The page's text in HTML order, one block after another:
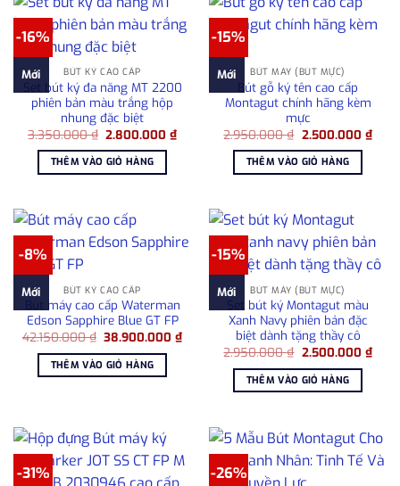
-16%
Mới BÚT KÝ CAO CẤP
Set bút ký đa năng MT 2200
phiên bản màu trắng hộp
nhung đặc biệt
3.350.000₫ Giá
là:
3.350.000 ₫.
2.800.000₫Giá
hiện
2.800.000 ₫.
THÊM VÀO GIỎ HÀNG
-15%
Mới BÚT MÁY (BÚT MỰC)
Bút gỗ ký tên cao cấp
Montagut chính hãng kèm
mực
2.950.000₫ Giá
là:
2.950.000 ₫.
2.500.000 ₫Giá
hiện
THÊM VÀO GIỎ HÀNG
-8%
Mới BÚT KÝ CAO CẤP
Bút máy cao cấp Waterman
Edson Sapphire Blue GT FP
42.150.000₫ Giá
là:
42.150.000 ₫.
38.900.000₫Giá
hiện
38.900.000 ₫.
THÊM VÀO GIỎ HÀNG
-15%
Mới BÚT MÁY (BÚT MỰC)
Set bút ký Montagut màu
Xanh Navy phiên bản đặc
biệt dành tặng thầy cô
2.950.000₫ Giá
là:
2.950.000 ₫.
2.500.000 ₫Giá
hiện
THÊM VÀO GIỎ HÀNG
-31% -26%